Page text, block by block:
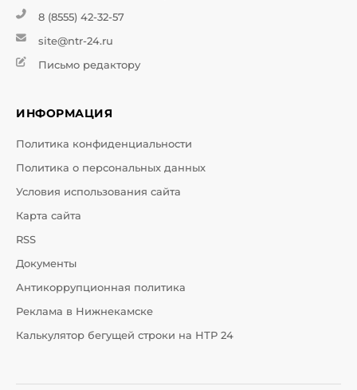
8 (8555) 42-32-57
site@ntr-24.ru
Письмо редактору
ИНФОРМАЦИЯ
Политика конфиденциальности
Политика о персональных данных
Условия использования сайта
Карта сайта
RSS
Документы
Антикоррупционная политика
Реклама в Нижнекамске
Калькулятор бегущей строки на НТР 24